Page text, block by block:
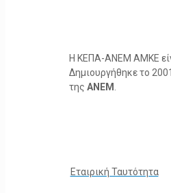
Η ΚΕΠΑ-ΑΝΕΜ ΑΜΚΕ
Δημιουργήθηκε το
της ΑΝΕΜ
Εταιρική Ταυτότητα